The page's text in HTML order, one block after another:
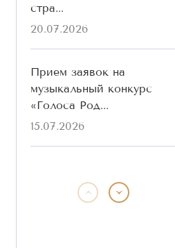
стра...
20.07.2026
Прием заявок на
музыкальный конкурс
«Голоса Род...
15.07.2026
«Голоса Родины» разных